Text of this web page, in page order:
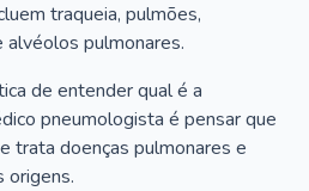
traqueia, pulmões,
alvéolos pulmonares.
de entender qual é a
pneumologista é pensar que
trata doenças pulmonares e
origens.